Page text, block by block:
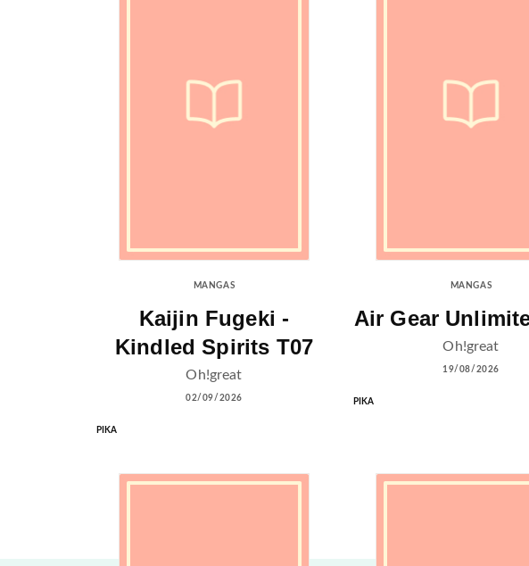
MANGAS
Kaijin Fugeki -
Kindled Spirits T07
Oh!great
02/09/2026
PIKA
MANGAS
Air Gear
Oh!great
19/08/2026
PIKA